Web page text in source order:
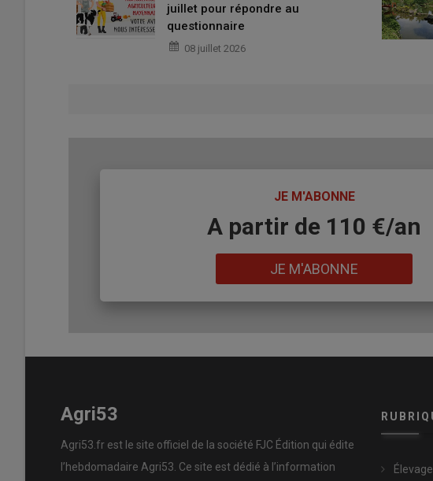
juillet pour répondre au
questionnaire
08 juillet 2026
JE M'ABONNE
A partir de 110 €/an
JE M'ABONNE
Agri53
Agri53.fr est le site officiel de la société FJC Édition qui édite
l’hebdomadaire Agri53. Ce site est dédié à l’information
Élevage